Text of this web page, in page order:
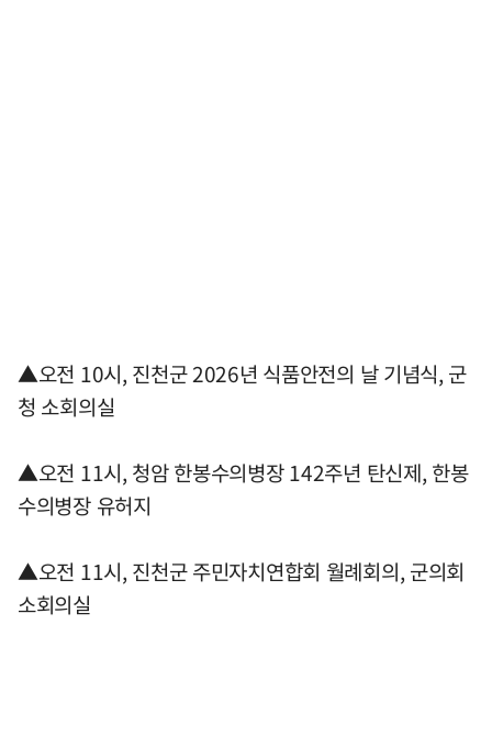
▲오전 10시, 진천군 2026년 식품안전의 날 기념식, 군
청 소회의실
▲오전 11시, 청암 한봉수의병장 142주년 탄신제, 한봉
수의병장 유허지
▲오전 11시, 진천군 주민자치연합회 월례회의, 군의회
소회의실